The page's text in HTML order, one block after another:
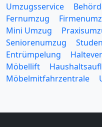
Umzugsservice
Fernumzug
Mini Umzug
Seniorenumzug
Entrümpelung
Möbellift
Möbelmitfahrzentrale